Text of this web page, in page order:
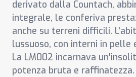
derivato dalla Countach,
integrale, le conferiva
anche su terreni difficili.
lussuoso, con interni in pelle
La LM002 incarnava
potenza bruta e raffinatezza.